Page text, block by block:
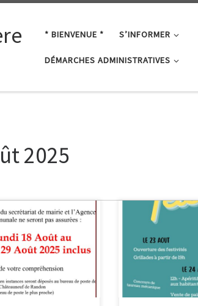
* BIENVENUE * S’INFORMER
DÉMARCHES ADMINISTRATIVES
2025